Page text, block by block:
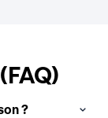
?